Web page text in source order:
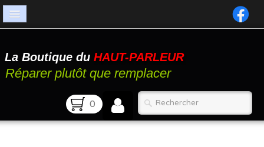
Catalogue
Atelier
La Boutique du HAUT-PARLEUR
Réparer plutôt que remplacer
0